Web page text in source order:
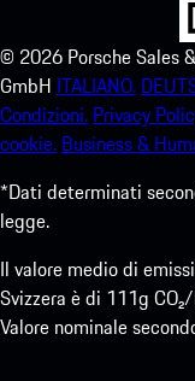
© 2026 Porsche Sales
GmbH ITALIANO.
Condizioni. Privacy
cookie. Business &
*Dati determinati
legge.
Il valore medio di
Svizzera è di 111g
Valore nominale